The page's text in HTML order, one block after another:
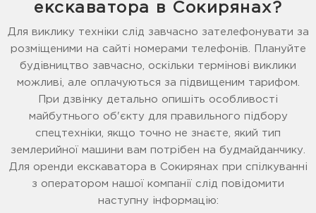
екскаватора в Сокирянах?
Для виклику техніки слід завчасно зателефонувати за
розміщеними на сайті номерами телефонів. Плануйте
будівництво завчасно, оскільки термінові виклики
можливі, але оплачуються за підвищеним тарифом.
При дзвінку детально опишіть особливості
майбутнього об'єкту для правильного підбору
спецтехніки, якщо точно не знаєте, який тип
землерийної машини вам потрібен на будмайданчику.
Для оренди екскаватора в Сокирянах при спілкуванні
з оператором нашої компанії слід повідомити
наступну інформацію: